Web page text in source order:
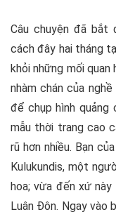
Câu chuyện đã
cách đây hai tháng
khỏi những mối
nhàm chán của
để chụp hình
mẫu thời trang cao
rũ hơn nhiều. Bạn
Kulukundis, một
hoa; vừa đến xứ
Luân Đôn. Ngay vào